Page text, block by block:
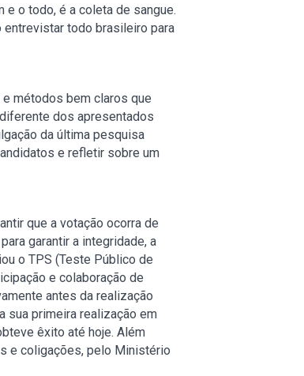
o todo, é a coleta de sangue.
entrevistar todo brasileiro para
métodos bem claros que
dos apresentados
da última pesquisa
e refletir sobre um
que a votação ocorra de
garantir a integridade, a
o TPS (Teste Público de
e colaboração de
antes da realização
sua primeira realização em
êxito até hoje. Além
e coligações, pelo Ministério